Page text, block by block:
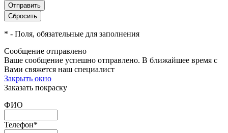
* - Поля, обязательные для заполнения
Сообщение отправлено
Ваше сообщение успешно отправлено. В ближайшее время с
Вами свяжется наш специалист
Закрыть окно
Заказать покраску
ФИО
Телефон*